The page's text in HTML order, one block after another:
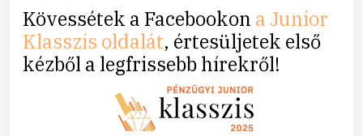
Kövessétek a Facebookon a Junior
Klasszis oldalát, értesüljetek első
kézből a legfrissebb hírekről!